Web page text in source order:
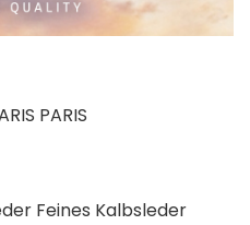
PARIS
Feines Kalbsleder